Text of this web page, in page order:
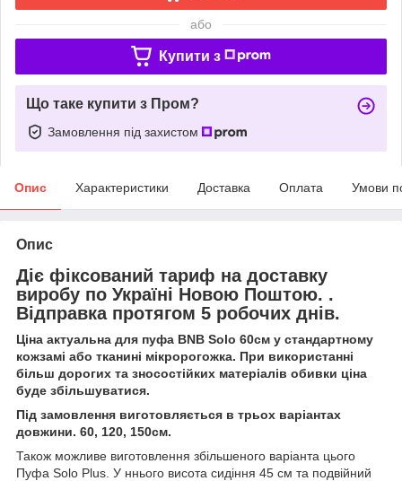
або
Купити з
Що таке купити з Пром?
Замовлення під захистом
Опис Характеристики Доставка Оплата Умови
Опис
Діє фіксований тариф на доставку
виробу по Україні Новою Поштою. .
Відправка протягом 5 робочих днів.
Ціна актуальна для пуфа BNB Solo 60см у стандартному
кожзамі або тканині мікророгожка. При використанні
більш дорогих та зносостійких матеріалів обивки ціна
буде збільшуватися.
Під замовлення виготовляється в трьох варіантах
довжини. 60, 120, 150см.
Також можливе виготовлення збільшеного варіанта цього
Пуфа Solo Plus. У ннього висота сидіння 45 см та подвійний